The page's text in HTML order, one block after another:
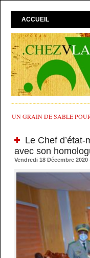
ACCUEIL
UN GRAIN DE SABLE
Le Chef
avec son
Vendredi 18 Décembre 2020